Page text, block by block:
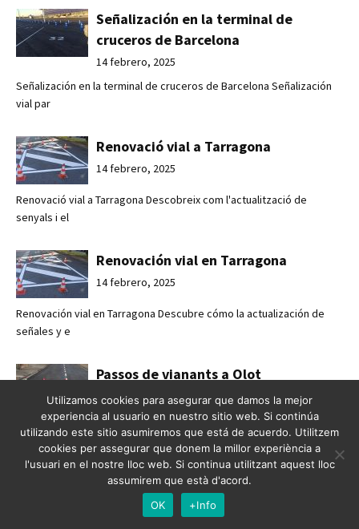
Señalización en la terminal de
cruceros de Barcelona
14 febrero, 2025
Señalización en la terminal de cruceros de Barcelona Señalización
vial par
Renovació vial a Tarragona
14 febrero, 2025
Renovació vial a Tarragona Descobreix com l'actualització de
senyals i el
Renovación vial en Tarragona
14 febrero, 2025
Renovación vial en Tarragona Descubre cómo la actualización de
señales y e
Passos de vianants a Olot
14 febrero, 2025
Passos de vianants a Olot Pintat de passos de vianants per a una
mobilitat
Pasos de peatones en Olot
14 febrero, 2025
Utilizamos cookies para asegurar que damos la mejor
experiencia al usuario en nuestro sitio web. Si continúa
utilizando este sitio asumiremos que está de acuerdo. Utilitzem
cookies per assegurar que donem la millor experiència a
l'usuari en el nostre lloc web. Si continua utilitzant aquest lloc
assumirem que està d'acord.
OK
+Info